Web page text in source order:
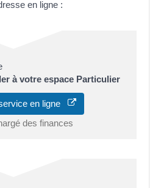
en ligne :
à votre espace Particulier
en ligne
des finances